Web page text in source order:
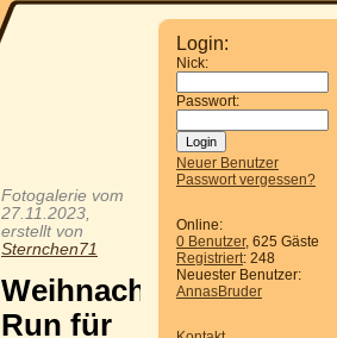
Login:
Nick:
Passwort:
Neuer Benutzer
Passwort vergessen?
Online:
0 Benutzer, 625 Gäste
Registriert: 248
Neuester Benutzer:
AnnasBruder
Fotogalerie vom
27.11.2023,
erstellt von
Sternchen71
Weihnachtsmann
Run für